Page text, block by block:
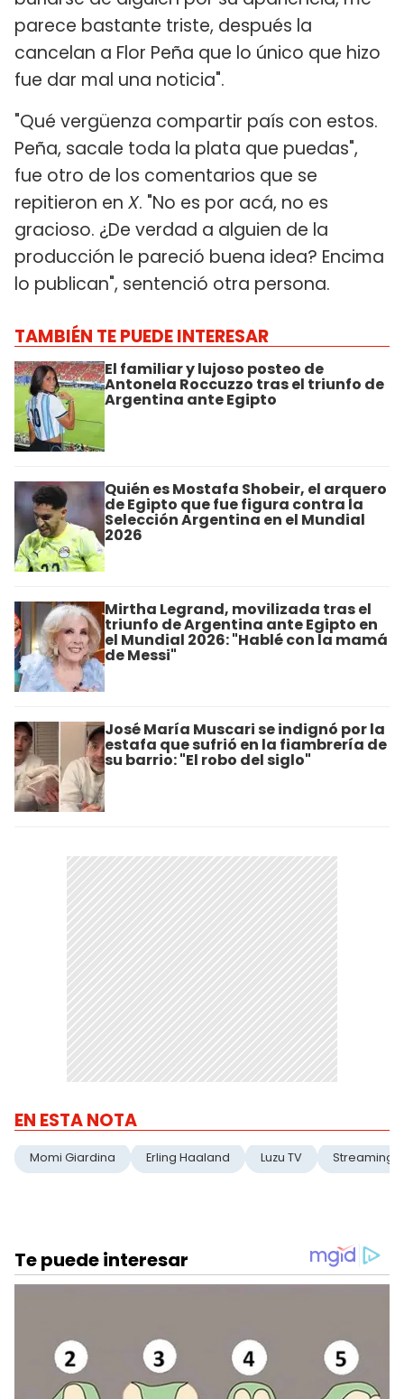
parece bastante triste, después la
cancelan a Flor Peña que lo único que hizo
fue dar mal una noticia".
"Qué vergüenza compartir país con estos.
Peña, sacale toda la plata que puedas",
fue otro de los comentarios que se
repitieron en X. "No es por acá, no es
gracioso. ¿De verdad a alguien de la
producción le pareció buena idea? Encima
lo publican", sentenció otra persona.
TAMBIÉN TE PUEDE INTERESAR
El familiar y lujoso posteo de
Antonela Roccuzzo tras el triunfo de
Argentina ante Egipto
Quién es Mostafa Shobeir, el arquero
de Egipto que fue figura contra la
Selección Argentina en el Mundial
2026
Mirtha Legrand, movilizada tras el
triunfo de Argentina ante Egipto en
el Mundial 2026: "Hablé con la mamá
de Messi"
José María Muscari se indignó por la
estafa que sufrió en la fiambrería de
su barrio: "El robo del siglo"
EN ESTA NOTA
Momi Giardina Erling Haaland Luzu TV Streaming